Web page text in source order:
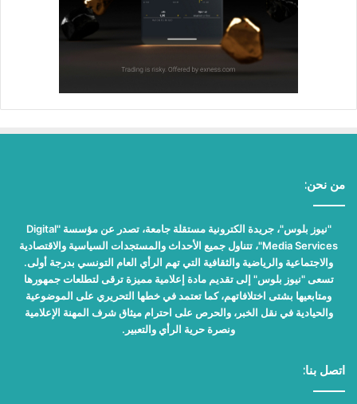
من نحن:
"نيوز بلوس"، جريدة الكترونية مستقلة جامعة، تصدر عن مؤسسة "Digital
Media Services"، تتناول جميع الأحداث والمستجدات السياسية والاقتصادية
والاجتماعية والرياضية والثقافية التي تهم الرأي العام التونسي بدرجة أولى.
تسعى "نيوز بلوس" إلى تقديم مادة إعلامية مميزة ترقى لتطلعات جمهورها
ومتابعيها بشتى اختلافاتهم، كما تعتمد في خطها التحريري على الموضوعية
والحيادية في نقل الخبر، والحرص على احترام ميثاق شرف المهنة الإعلامية
ونصرة حرية الرأي والتعبير.
اتصل بنا: